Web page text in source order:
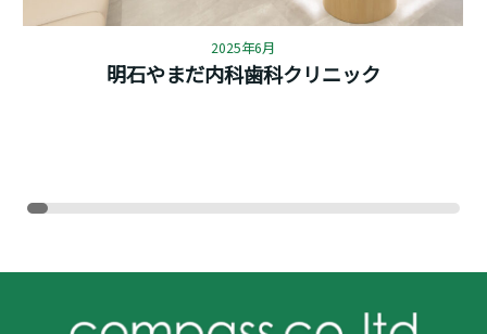
2025年6月
明石やまだ内科歯科クリニック